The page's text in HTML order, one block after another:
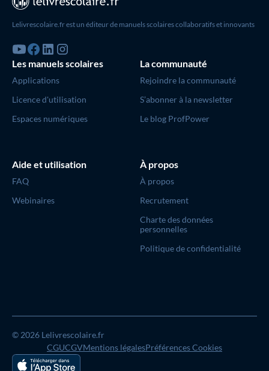
Lelivrescolaire.fr est un éditeur de manuels scolaires collaboratifs et innovants
Les manuels scolaires
Applications
Licence d'utilisation
Espaces numériques
La communauté
Rejoindre la communauté
S’abonner à la newsletter
Le blog ProfPower
Aide et utilisation
FAQ
Webinaires
À propos
À propos
Recrutement
Charte des données
personnelles
Politique de confidentialité
© 2026 Lelivrescolaire.fr
CGUCGVMentions légalesPréférences Cookies